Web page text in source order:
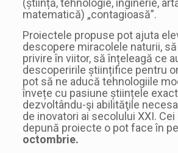
(știință, tehnologie, inginerie,
matematică) „contagioasă”.
Proiectele propuse pot ajuta
descopere miracolele naturii,
privire în viitor, să înțeleagă ce
descoperirile științifice pentru
pot să ne aducă tehnologiile
învețe cu pasiune științele
dezvoltându-şi abilităţile
de inovatori ai secolului XXI.
depună proiecte o pot face în
octombrie.